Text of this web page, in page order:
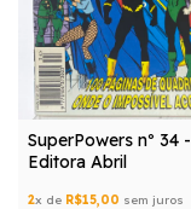
SuperPowers nº 34 -
Editora Abril
2x de R$15,00 sem juros